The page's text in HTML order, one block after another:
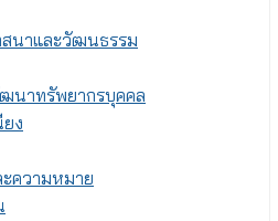
นาและวัฒนธรรม
นาทรัพยากรบุคคล
ง
ความหมาย